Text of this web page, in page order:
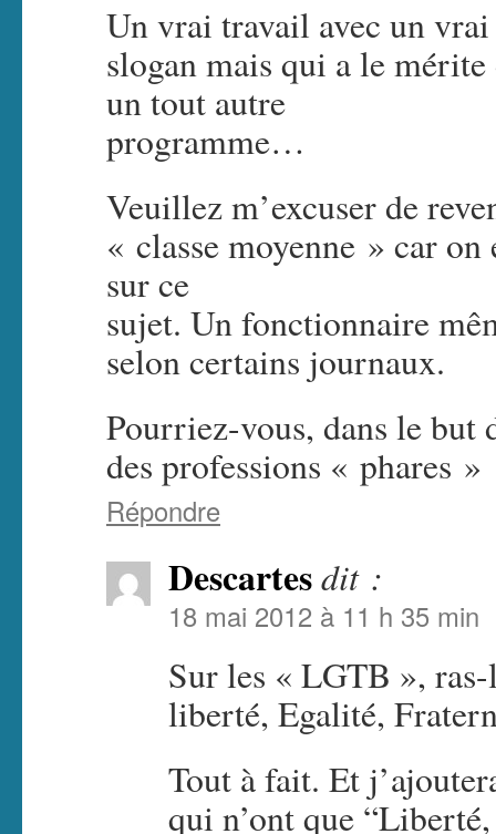
Un vrai travail avec un vrai
slogan mais qui a le
un tout autre
programme…
Veuillez m’excuser de
« classe moyenne » car
sur ce
sujet. Un fonctionnaire
selon certains journaux.
Pourriez-vous, dans le but
des professions « phares »
Répondre
Descartesdit :
18 mai 2012 à 11 h 35 min
Sur les « LGTB »,
liberté, Egalité,
Tout à fait. Et
qui n’ont que